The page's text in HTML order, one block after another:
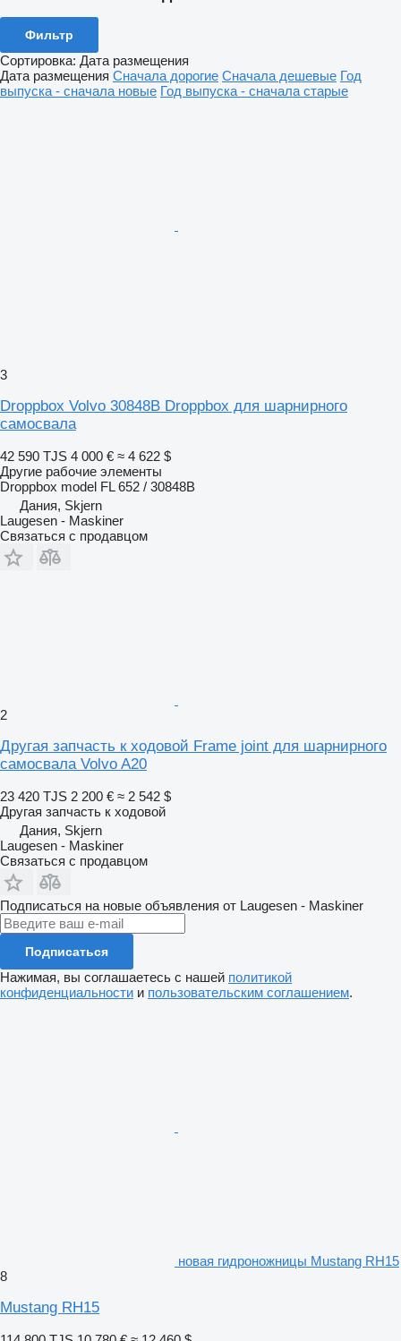
Фильтр
Сортировка: Дата размещения
Дата размещения Сначала дорогие Сначала дешевые Год
выпуска - сначала новые Год выпуска - сначала старые
3
Droppbox Volvo 30848B Droppbox для шарнирного
самосвала
42 590 TJS 4 000 € ≈ 4 622 $
Другие рабочие элементы
Droppbox model FL 652 / 30848B
Дания, Skjern
Laugesen - Maskiner
Связаться с продавцом
2
Другая запчасть к ходовой Frame joint для шарнирного
самосвала Volvo A20
23 420 TJS 2 200 € ≈ 2 542 $
Другая запчасть к ходовой
Дания, Skjern
Laugesen - Maskiner
Связаться с продавцом
Подписаться на новые объявления от Laugesen - Maskiner
Подписаться
Нажимая, вы соглашаетесь с нашей политикой
конфиденциальности и пользовательским соглашением.
новая гидроножницы Mustang RH15
8
Mustang RH15